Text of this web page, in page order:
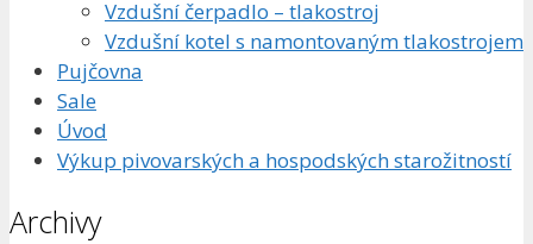
Vzdušní čerpadlo – tlakostroj
Vzdušní kotel s namontovaným tlakostrojem
Pujčovna
Sale
Úvod
Výkup pivovarských a hospodských starožitností
Archivy